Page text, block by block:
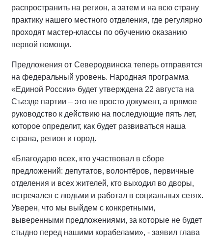
распространить на регион, а затем и на всю страну
практику нашего местного отделения, где регулярно
проходят мастер-классы по обучению оказанию
первой помощи.
Предложения от Северодвинска теперь отправятся
на федеральный уровень. Народная программа
«Единой России» будет утверждена 22 августа на
Съезде партии – это не просто документ, а прямое
руководство к действию на последующие пять лет,
которое определит, как будет развиваться наша
страна, регион и город.
«Благодарю всех, кто участвовал в сборе
предложений: депутатов, волонтёров, первичные
отделения и всех жителей, кто выходил во дворы,
встречался с людьми и работал в социальных сетях.
Уверен, что мы выйдем с конкретными,
выверенными предложениями, за которые не будет
стыдно перед нашими корабелами», - заявил глава